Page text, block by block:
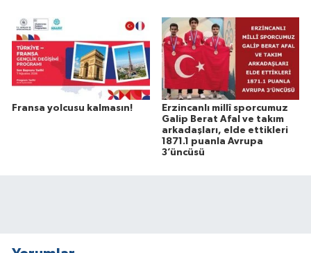
Fransa yolcusu kalmasın!
Erzincanlı millî sporcumuz
Galip Berat Afal ve takım
arkadaşları, elde ettikleri
1871.1 puanla Avrupa
3’üncüsü